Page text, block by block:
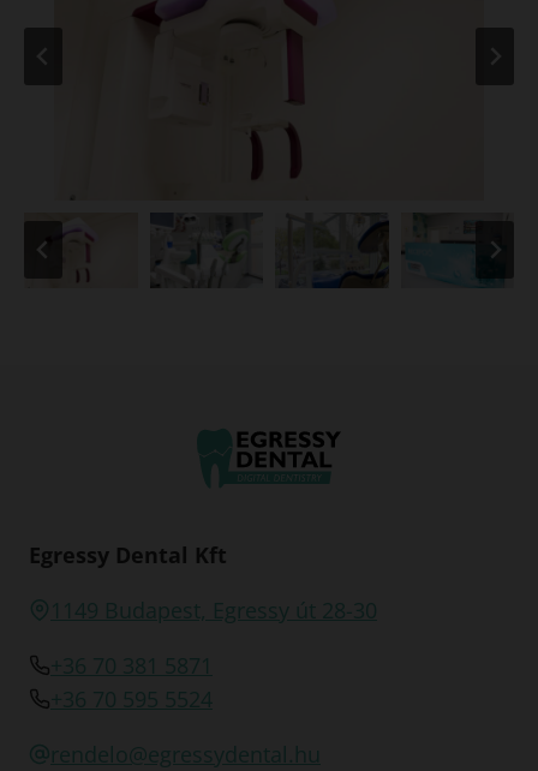
Egressy Dental Kft
1149 Budapest, Egressy út 28-30
+36 70 381 5871
+36 70 595 5524
rendelo@egressydental.hu